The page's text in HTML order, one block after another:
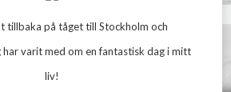
tillbaka på tåget till Stockholm och
varit med om en fantastisk dag i mitt
liv!